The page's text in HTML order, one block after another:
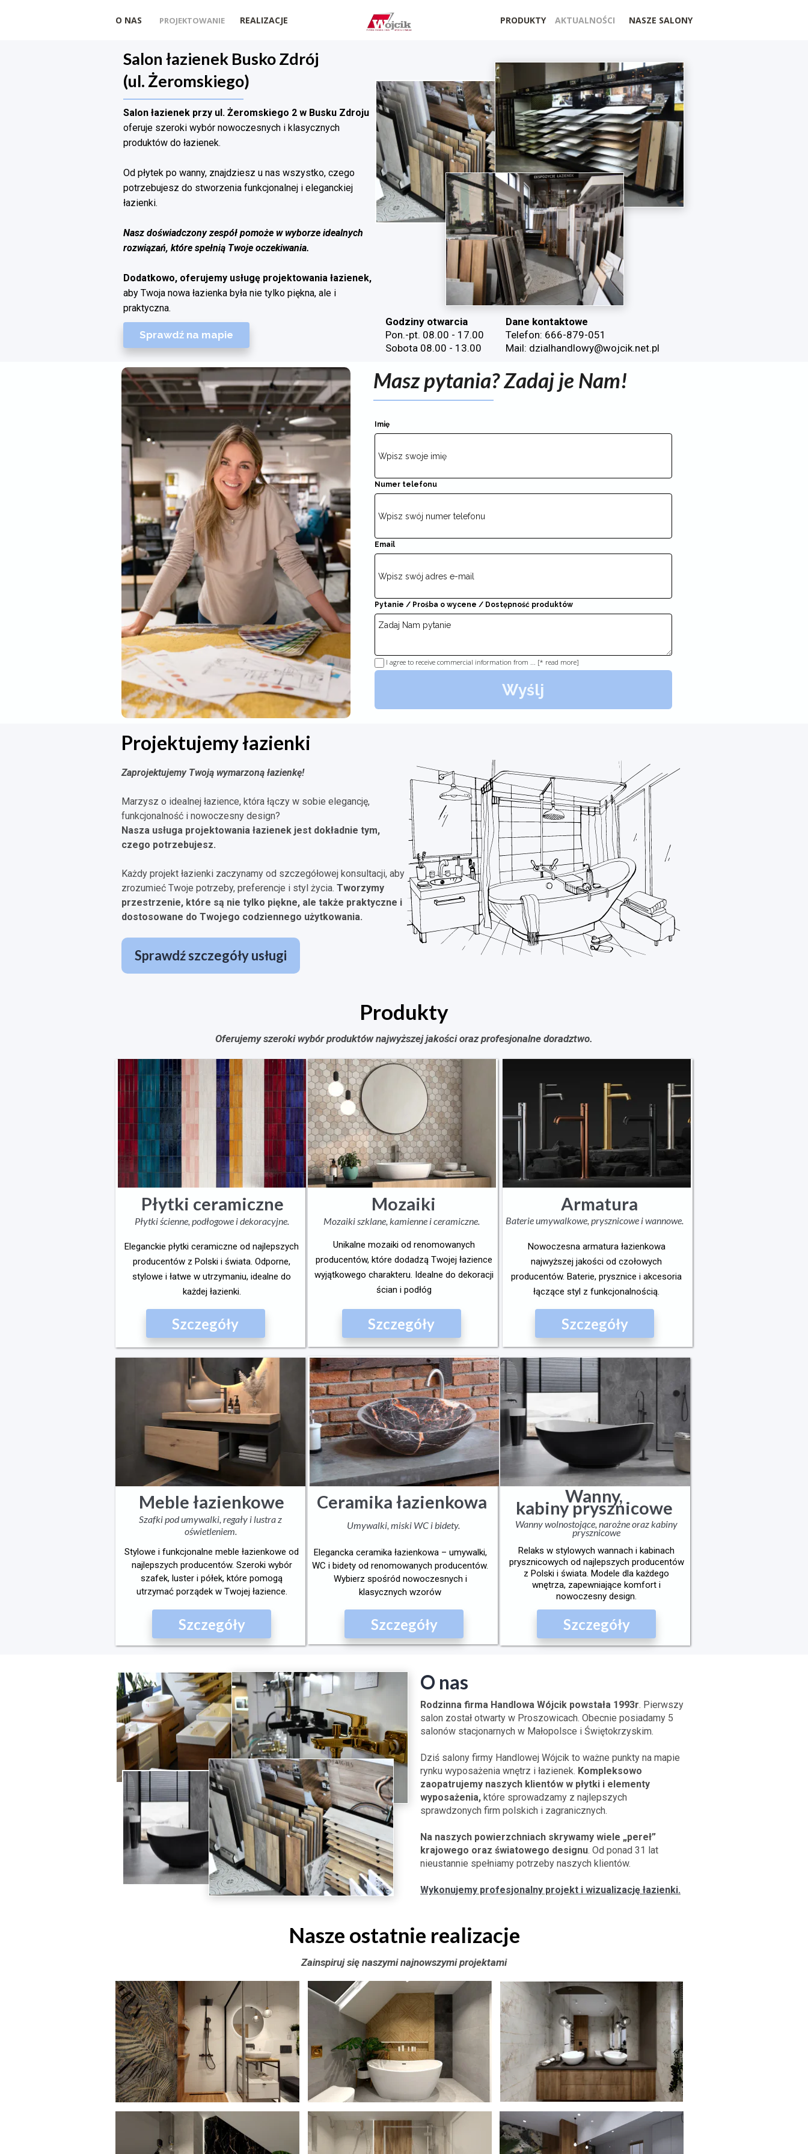
REALIZACJE
PROJEKTOWANIE
O NAS PRODUKTY AKTUALNOŚCI NASZE SALONY
Salon łazienek Busko Zdrój
(ul. Żeromskiego)
Sprawdź na mapie
Salon łazienek przy ul. Żeromskiego 2 w Busku Zdroju
oferuje szeroki wybór nowoczesnych i klasycznych
produktów do łazienek.
Od płytek po wanny, znajdziesz u nas wszystko, czego
potrzebujesz do stworzenia funkcjonalnej i eleganckiej
łazienki.
Nasz doświadczony zespół pomoże w wyborze idealnych
rozwiązań, które spełnią Twoje oczekiwania.
Dodatkowo, oferujemy usługę projektowania łazienek,
aby Twoja nowa łazienka była nie tylko piękna, ale i
praktyczna.
Godziny otwarcia
Pon.-pt. 08.00 - 17.00
Sobota 08.00 - 13.00
Dane kontaktowe
Telefon: 666-879-051
Mail: dzialhandlowy@wojcik.net.pl
Imię
Numer telefonu
Email
Pytanie / Prośba o wycene / Dostępność produktów
I agree to receive commercial information from ... [* read more]
Wyślj
Masz pytania? Zadaj je Nam!
Zaprojektujemy Twoją wymarzoną łazienkę!
Marzysz o idealnej łazience, która łączy w sobie elegancję,
funkcjonalność i nowoczesny design?
Nasza usługa projektowania łazienek jest dokładnie tym,
czego potrzebujesz.
Każdy projekt łazienki zaczynamy od szczegółowej konsultacji, aby
zrozumieć Twoje potrzeby, preferencje i styl życia. Tworzymy
przestrzenie, które są nie tylko piękne, ale także praktyczne i
dostosowane do Twojego codziennego użytkowania.
Projektujemy łazienki
Sprawdź szczegóły usługi
Płytki ceramiczne
Eleganckie płytki ceramiczne od najlepszych
producentów z Polski i świata. Odporne,
stylowe i łatwe w utrzymaniu, idealne do
każdej łazienki.
Unikalne mozaiki od renomowanych
producentów, które dodadzą Twojej łazience
wyjątkowego charakteru. Idealne do dekoracji
ścian i podłóg
Mozaiki
Nowoczesna armatura łazienkowa
najwyższej jakości od czołowych
producentów. Baterie, prysznice i akcesoria
łączące styl z funkcjonalnością.
Armatura
Płytki ścienne, podłogowe i dekoracyjne. Mozaiki szklane, kamienne i ceramiczne. Baterie umywalkowe, prysznicowe i wannowe.
Produkty
Oferujemy szeroki wybór produktów najwyższej jakości oraz profesjonalne doradztwo.
Meble łazienkowe Ceramika łazienkowa Wanny,
kabiny prysznicowe
Szafki pod umywalki, regały i lustra z
oświetleniem.
Umywalki, miski WC i bidety. Wanny wolnostojące, narożne oraz kabiny
prysznicowe
Stylowe i funkcjonalne meble łazienkowe od
najlepszych producentów. Szeroki wybór
szafek, luster i półek, które pomogą
utrzymać porządek w Twojej łazience.
Elegancka ceramika łazienkowa – umywalki,
WC i bidety od renomowanych producentów.
Wybierz spośród nowoczesnych i
klasycznych wzorów
Relaks w stylowych wannach i kabinach
prysznicowych od najlepszych producentów
z Polski i świata. Modele dla każdego
wnętrza, zapewniające komfort i
nowoczesny design.
Szczegóły
Szczegóły Szczegóły Szczegóły
Szczegóły Szczegóły
O nas
Rodzinna firma Handlowa Wójcik powstała 1993r. Pierwszy
salon został otwarty w Proszowicach. Obecnie posiadamy 5
salonów stacjonarnych w Małopolsce i Świętokrzyskim.
Dziś salony firmy Handlowej Wójcik to ważne punkty na mapie
rynku wyposażenia wnętrz i łazienek. Kompleksowo
zaopatrujemy naszych klientów w płytki i elementy
wyposażenia, które sprowadzamy z najlepszych
sprawdzonych firm polskich i zagranicznych.
Na naszych powierzchniach skrywamy wiele „pereł”
krajowego oraz światowego designu. Od ponad 31 lat
nieustannie spełniamy potrzeby naszych klientów.
Wykonujemy profesjonalny projekt i wizualizację łazienki.
Nasze ostatnie realizacje
Zainspiruj się naszymi najnowszymi projektami